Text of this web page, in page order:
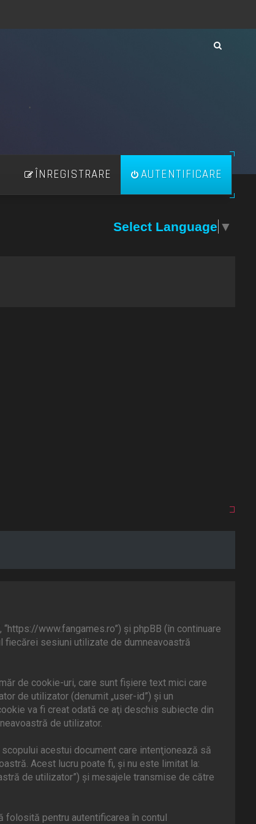
AUTENTIFICARE
ÎNREGISTRARE
Select Language ▼
“https://www.fangames.ro”) şi phpBB (în continuare
fiecărei sesiuni utilizate de dumneavoastră
de cookie-uri, care sunt fişiere text mici care
de utilizator (denumit „user-id”) şi un
va fi creat odată ce aţi deschis subiecte din
de utilizator.
acestui document care intenţionează să
Acest lucru poate fi, şi nu este limitat la:
de utilizator”) şi mesajele transmise de către
folosită pentru autentificarea în contul